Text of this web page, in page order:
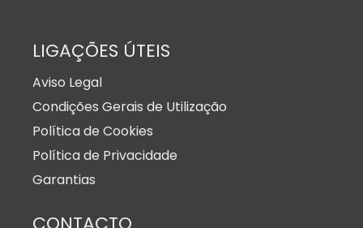
LIGAÇÕES ÚTEIS
Aviso Legal
Condições Gerais de Utilização
Política de Cookies
Política de Privacidade
Garantias